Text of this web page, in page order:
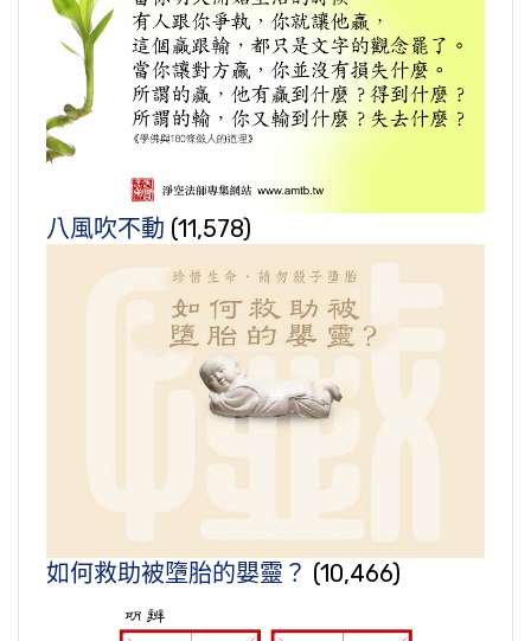
八風吹不動 (11,578)
如何救助被墮胎的嬰靈？ (10,466)